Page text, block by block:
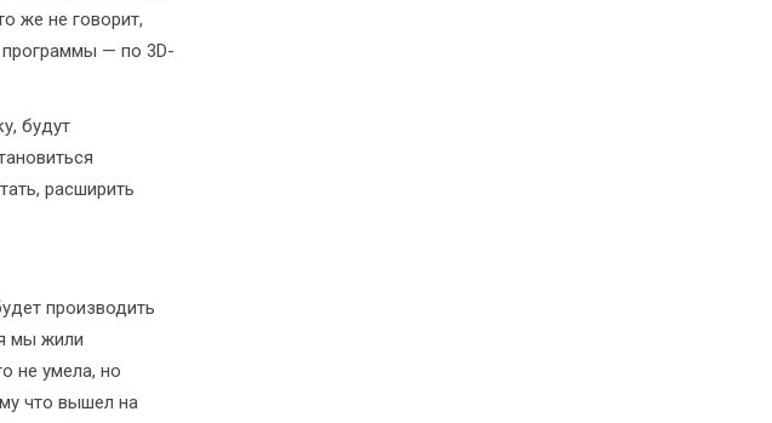
же не говорит,
программы — по 3D-
будут
расширить
производить
мы жили
не умела, но
что вышел на